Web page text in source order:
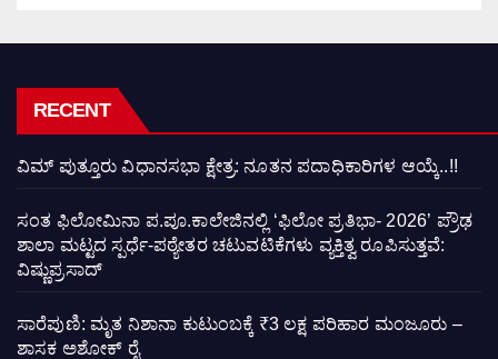
RECENT
ವಿಮ್ ಪುತ್ತೂರು ವಿಧಾನಸಭಾ ಕ್ಷೇತ್ರ: ನೂತನ ಪದಾಧಿಕಾರಿಗಳ ಆಯ್ಕೆ..!!
ಸಂತ ಫಿಲೋಮಿನಾ ಪ.ಪೂ.ಕಾಲೇಜಿನಲ್ಲಿ ‘ಫಿಲೋ ಪ್ರತಿಭಾ- 2026’ ಪ್ರೌಢ
ಶಾಲಾ ಮಟ್ಟದ ಸ್ಪರ್ಧೆ-ಪಠ್ಯೇತರ ಚಟುವಟಿಕೆಗಳು ವ್ಯಕ್ತಿತ್ವ ರೂಪಿಸುತ್ತವೆ:
ವಿಷ್ಣುಪ್ರಸಾದ್
ಸಾರೆಪುಣಿ: ಮೃತ ನಿಶಾನಾ ಕುಟುಂಬಕ್ಕೆ ₹3 ಲಕ್ಷ ಪರಿಹಾರ ಮಂಜೂರು –
ಶಾಸಕ ಅಶೋಕ್ ರೈ